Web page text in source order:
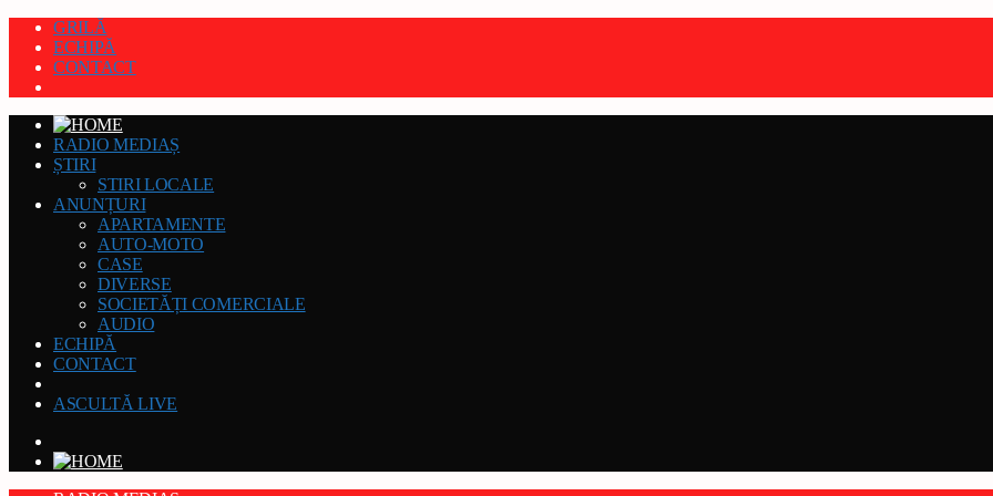
GRILĂ
ECHIPĂ
CONTACT
RADIO MEDIAȘ
ȘTIRI
STIRI LOCALE
ANUNȚURI
APARTAMENTE
AUTO-MOTO
CASE
DIVERSE
SOCIETĂȚI COMERCIALE
AUDIO
ECHIPĂ
CONTACT
ASCULTĂ LIVE